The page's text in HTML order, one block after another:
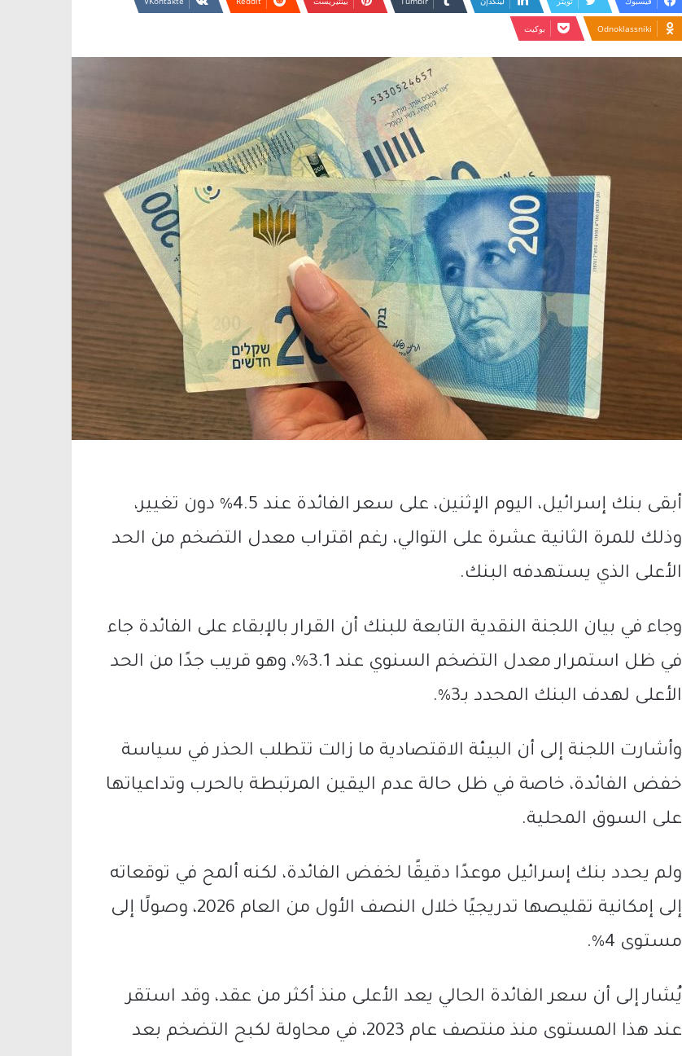
Odnoklassniki بوكيت
أبقى بنك إسرائيل، اليوم الإثنين، على سعر الفائدة عند 4.5% دون تغيير،
وذلك للمرة الثانية عشرة على التوالي، رغم اقتراب معدل التضخم من الحد
الأعلى الذي يستهدفه البنك.
وجاء في بيان اللجنة النقدية التابعة للبنك أن القرار بالإبقاء على الفائدة جاء
في ظل استمرار معدل التضخم السنوي عند 3.1%، وهو قريب جدًا من الحد
الأعلى لهدف البنك المحدد بـ3%.
وأشارت اللجنة إلى أن البيئة الاقتصادية ما زالت تتطلب الحذر في سياسة
خفض الفائدة، خاصة في ظل حالة عدم اليقين المرتبطة بالحرب وتداعياتها
على السوق المحلية.
ولم يحدد بنك إسرائيل موعدًا دقيقًا لخفض الفائدة، لكنه ألمح في توقعاته
إلى إمكانية تقليصها تدريجيًا خلال النصف الأول من العام 2026، وصولًا إلى
مستوى 4%.
يُشار إلى أن سعر الفائدة الحالي يعد الأعلى منذ أكثر من عقد، وقد استقر
عند هذا المستوى منذ منتصف عام 2023، في محاولة لكبح التضخم بعد